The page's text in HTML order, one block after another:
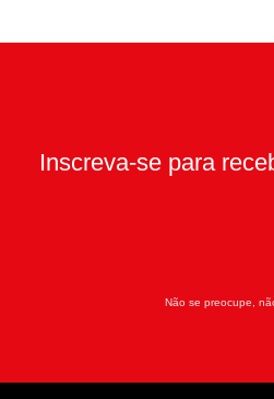
Inscreva-se para
Não se preocupe,